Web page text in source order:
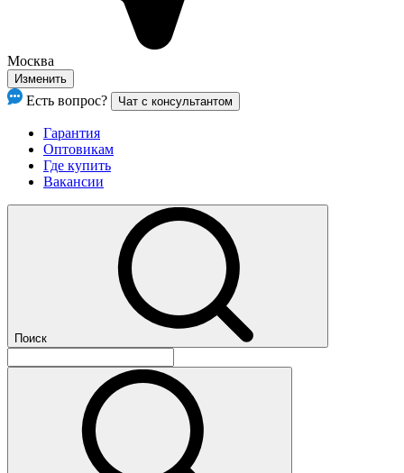
Москва
Изменить
Есть вопрос? Чат с консультантом
Гарантия
Оптовикам
Где купить
Вакансии
Поиск